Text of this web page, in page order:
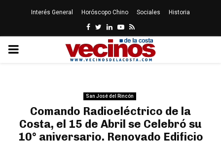
Interés General Horóscopo Chino Sociales Historia
Facebook
Twitter
LinkedinYoutube
Rss
PRIMARY
San José del Rincón
Comando Radioeléctrico de la
Costa, el 15 de Abril se Celebró su
10° aniversario. Renovado Edificio